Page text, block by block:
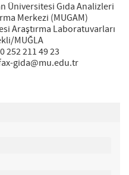
Üniversitesi Gıda Analizleri
Merkezi (MUGAM)
Araştırma Laboratuvarları
MUĞLA
252 211 49 23
gida@mu.edu.tr